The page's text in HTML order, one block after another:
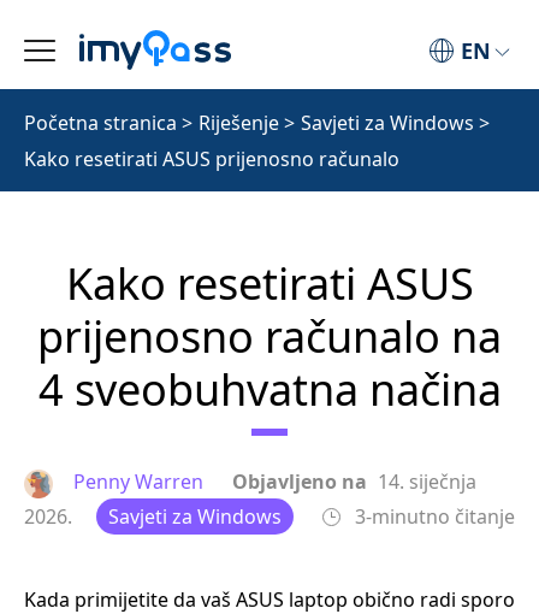
EN
Početna stranica > Riješenje> Savjeti za Windows >
Kako resetirati ASUS prijenosno računalo
Kako resetirati ASUS
prijenosno računalo na
4 sveobuhvatna načina
Penny Warren Objavljeno na 14. siječnja
2026.
Savjeti za Windows 3-minutno čitanje
Kada primijetite da vaš ASUS laptop obično radi sporo